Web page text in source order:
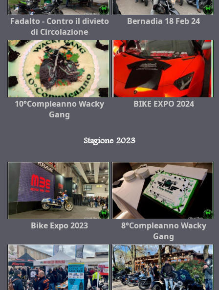
Fadalto - Contro il divieto
di Circolazione
Bernadia 18 Feb 24
10°Compleanno Wacky
Gang
BIKE EXPO 2024
Stagione 2023
Bike Expo 2023
8°Compleanno Wacky
Gang